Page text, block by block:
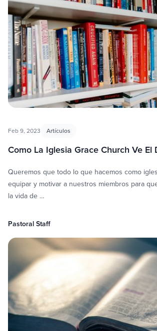
Feb 9, 2023 Artículos
Como La Iglesia Grace Church Ve El
Queremos que todo lo que hacemos como
equipar y motivar a nuestros miembros para
la vida de …
Pastoral Staff